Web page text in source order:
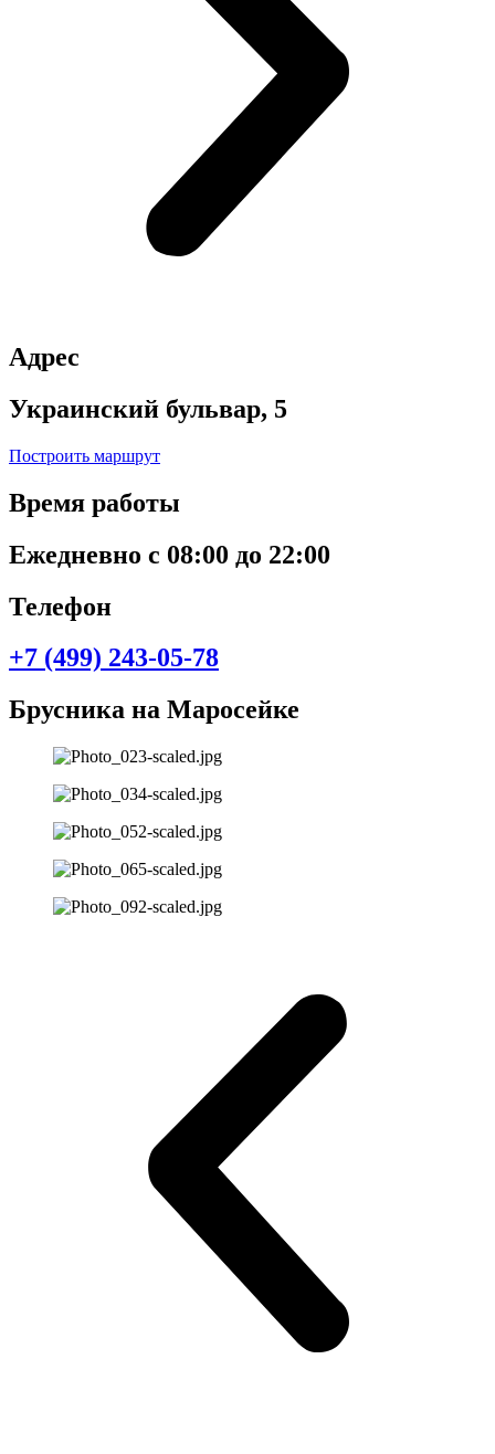
Адрес
Украинский бульвар, 5
Построить маршрут
Время работы
Ежедневно с 08:00 до 22:00
Телефон
+7 (499) 243-05-78
Брусника на Маросейке